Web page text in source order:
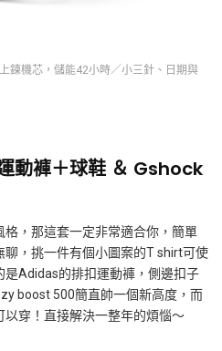
鍊機芯，儲能42小時／小三針、日期與
動褲＋球鞋 ＆ Gshock
，那這套一定非常適合你，簡單
，挑一件有個小圖案的T shirt可使
是Adidas的排扣運動褲，側邊扣子
boost 500簡直帥一個新高度，而
以穿！直接解決一整年的煩惱～